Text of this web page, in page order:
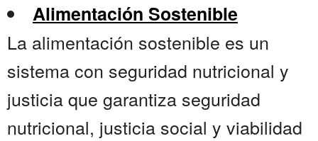
Alimentación Sostenible
La alimentación sostenible es un
sistema con seguridad nutricional y
justicia que garantiza seguridad
nutricional, justicia social y viabilidad